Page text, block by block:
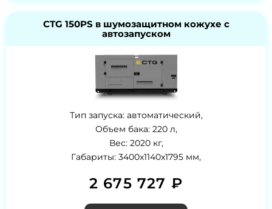
CTG 150PS в шумозащитном кожухе с
автозапуском
Тип запуска: автоматический,
Объем бака: 220 л,
Вес: 2020 кг,
Габариты: 3400x1140x1795 мм,
2 675 727 ₽